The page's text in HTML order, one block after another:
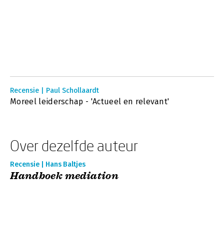
Recensie | Paul Schollaardt
Moreel leiderschap - 'Actueel en relevant'
Over dezelfde auteur
Recensie | Hans Baltjes
Handboek mediation